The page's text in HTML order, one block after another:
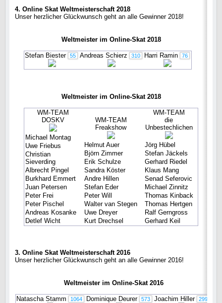
4. Online Skat Weltmeisterschaft 2018
Unser herzlicher Glückwunsch geht an alle Gewinner 2018!
Weltmeister im Online-Skat 2018
Stefan Biester 55 Andreas Schierz 310 Harri Ramin 76
Weltmeister im Online-Skat 2018
WM-TEAM
DOSKV
Michael Montag
Uwe Friebus
Christian
Sieverding
Albrecht Pingel
Burkhard Emmert
Juan Petersen
Peter Frei
Peter Pischel
Andreas Kosanke
Detlef Wicht
WM-TEAM
Freakshow
Helmut Auer
Björn Zimmer
Erik Schulze
Sandra Köster
Andre Hillen
Stefan Eder
Peter Will
Walter van Stegen
Uwe Dreyer
Kurt Drechsel
WM-TEAM
die
Unbestechlichen
Jörg Hübel
Stefan Jäckels
Gerhard Riedel
Klaus Mang
Senad Seferovic
Michael Zinnitz
Thomas Kinback
Thomas Hertgen
Ralf Gerngross
Gerhard Keil
3. Online Skat Weltmeisterschaft 2016
Unser herzlicher Glückwunsch geht an alle Gewinner 2016!
Weltmeister im Online-Skat 2016
Natascha Stamm 1064 Dominique Deurer 573 Joachim Hiller 299